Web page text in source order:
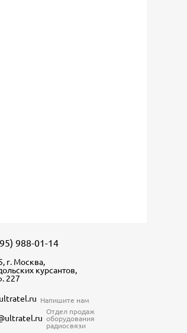
988-01-14
г. Москва,
курсантов,
227
Напишите нам
Отдел продаж
оборудования
радиосвязи